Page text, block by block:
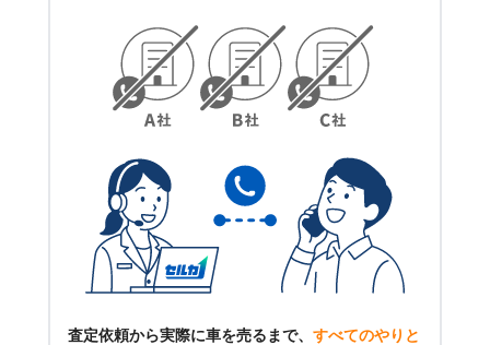
査定依頼から実際に車を売るまで、 すべてのやりと